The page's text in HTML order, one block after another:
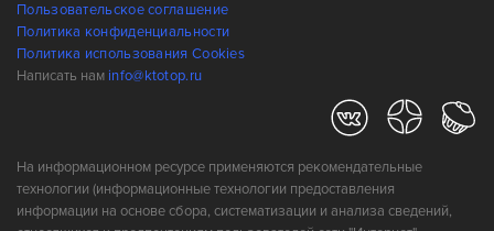
Пользовательское соглашение
Политика конфиденциальности
Политика использования Cookies
Написать нам info@ktotop.ru
На информационном ресурсе применяются рекомендательные
технологии (информационные технологии предоставления
информации на основе сбора, систематизации и анализа сведений,